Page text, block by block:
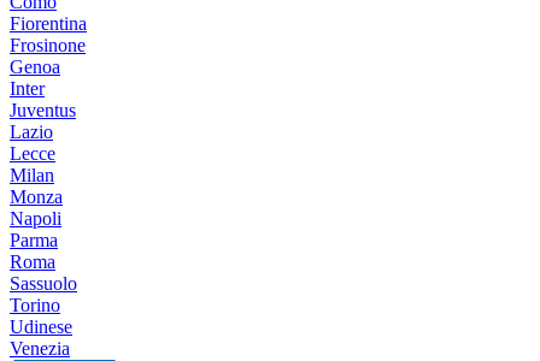
Fiorentina
Frosinone
Genoa
Inter
Juventus
Lazio
Lecce
Milan
Monza
Napoli
Parma
Roma
Sassuolo
Torino
Udinese
Venezia